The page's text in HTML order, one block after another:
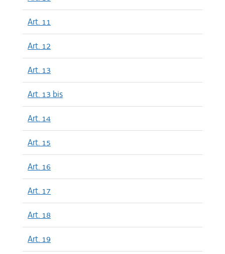
Art. 11
Art. 12
Art. 13
Art. 13 bis
Art. 14
Art. 15
Art. 16
Art. 17
Art. 18
Art. 19